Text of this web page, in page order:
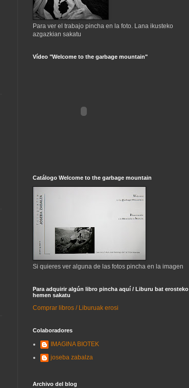
Para ver el trabajo pincha en la foto. Lana ikusteko
azgazkian sakatu
Vídeo "Welcome to the garbage mountain"
Catálogo Welcome to the garbage mountain
Si quieres ver alguna de las fotos pincha en la imagen
Para adquirir algún libro pincha aquí / Liburu bat erosteko
hemen sakatu
Comprar libros / Liburuak erosi
Colaboradores
IMAGINA BIOTEK
joseba zabalza
Archivo del blog